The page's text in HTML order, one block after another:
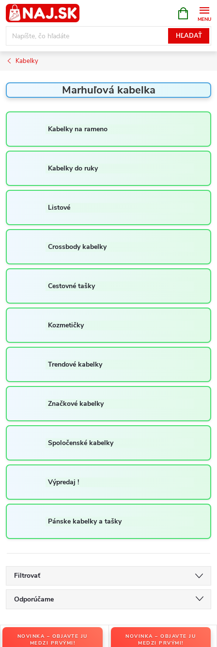
Prejsť
na
obsah
HĽADAŤ
KOŠÍK
Kabelky
Marhuľová kabelka
Kabelky na rameno
Kabelky do ruky
Listové
Crossbody kabelky
Cestovné tašky
Kozmetičky
Trendové kabelky
Značkové kabelky
Spoločenské kabelky
Výpredaj !
Pánske kabelky a tašky
Filtrovať
a
d
Odporúčame
Najdrahšie
V
NOVINKA – OBJAVTE JU
MEDZI PRVÝMI!
NOVINKA – OBJAVTE JU
MEDZI PRVÝMI!